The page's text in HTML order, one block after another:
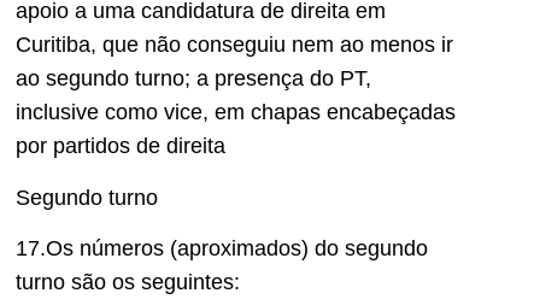
apoio a uma candidatura de direita em
Curitiba, que não conseguiu nem ao menos ir
ao segundo turno; a presença do PT,
inclusive como vice, em chapas encabeçadas
por partidos de direita
Segundo turno
17.Os números (aproximados) do segundo
turno são os seguintes: